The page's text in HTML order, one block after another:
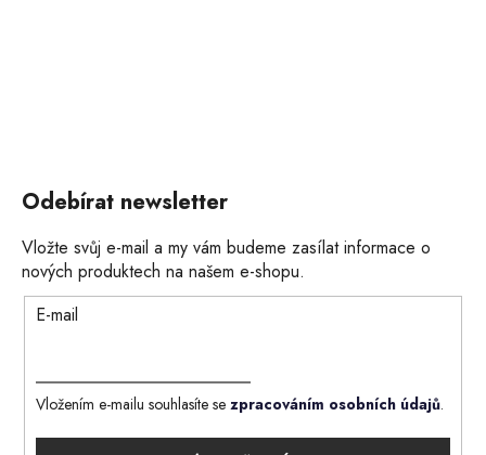
Odebírat newsletter
Vložte svůj e-mail a my vám budeme zasílat informace o
nových produktech na našem e-shopu.
E-mail
Vložením e-mailu souhlasíte se zpracováním osobních údajů.